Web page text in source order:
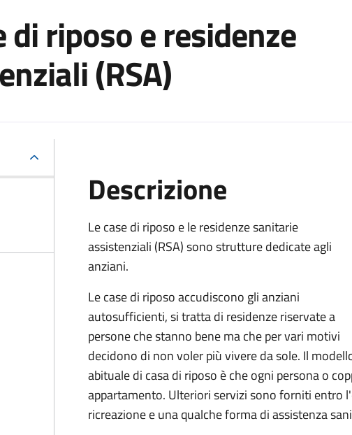
di riposo e residenze
(RSA)
Descrizione
Le case di riposo e le residenze sanitarie
assistenziali (RSA) sono strutture dedicate agli
anziani.
Le case di riposo accudiscono gli anziani
autosufficienti, si tratta di residenze riservate a
persone che stanno bene ma che per vari motivi
decidono di non voler più vivere da sole. Il
abituale di casa di riposo è che ogni persona o
appartamento. Ulteriori servizi sono forniti entro
ricreazione e una qualche forma di assistenza